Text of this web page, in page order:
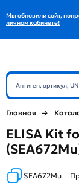
Мы обновили сайт,
личном кабинете!
Главная
ELISA Kit
SEA672Mu